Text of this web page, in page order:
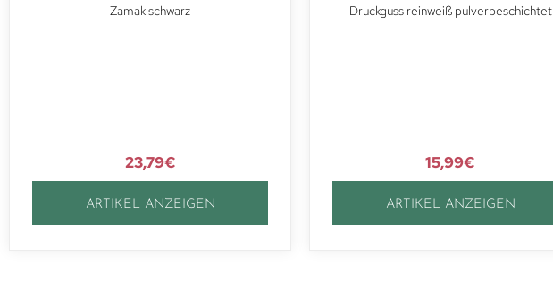
Zamak schwarz
23,79€
ARTIKEL ANZEIGEN
Druckguss reinweiß pulverbeschichtet
15,99€
ARTIKEL ANZEIGEN